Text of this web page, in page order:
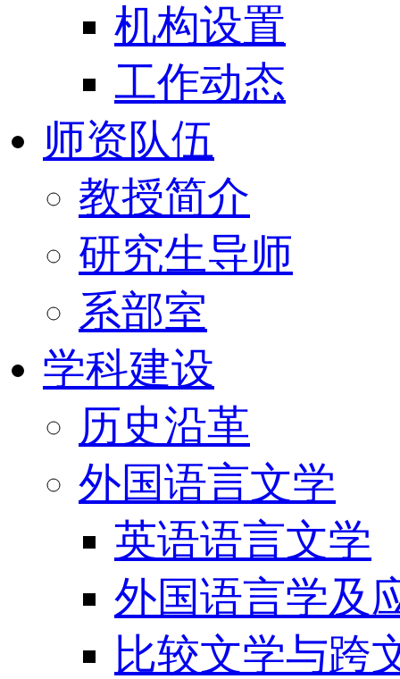
机构设置
工作动态
师资队伍
教授简介
研究生导师
系部室
学科建设
历史沿革
外国语言文学
英语语言文学
外国语言学及
比较文学与跨